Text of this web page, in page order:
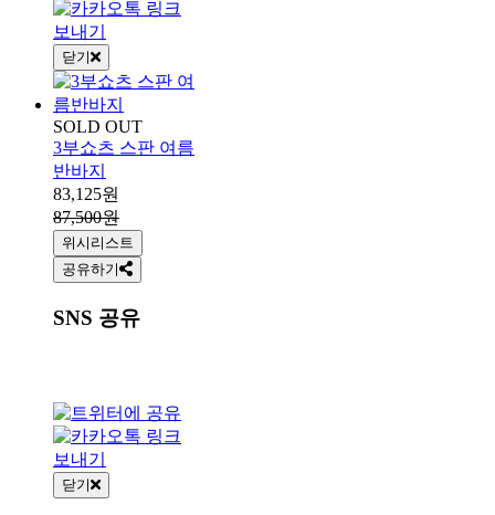
닫기
SOLD OUT
3부쇼츠 스판 여름
반바지
83,125원
87,500원
위시리스트
공유하기
SNS 공유
닫기